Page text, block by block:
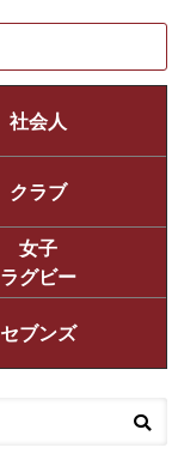
社会人
クラブ
女子
ラグビー
セブンズ